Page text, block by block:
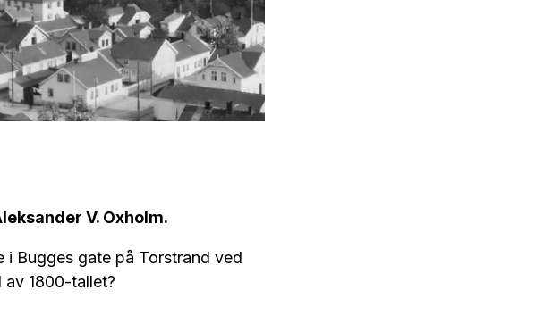
V. Oxholm.
i Bugges gate på Torstrand ved
av 1800-tallet?